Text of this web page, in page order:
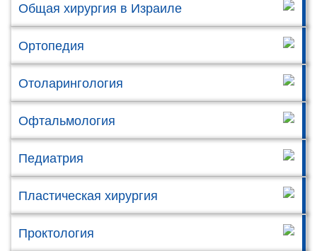
Общая хирургия в Израиле
Ортопедия
Отоларингология
Офтальмология
Педиатрия
Пластическая хирургия
Проктология